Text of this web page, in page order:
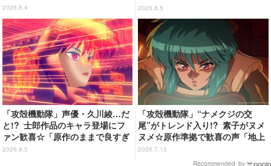
ン！2027年版ポケットカレンダー
発売
2026.8.4
「パペットスンスン」青松拓馬＆
小野賢章ら出演
2026.8.5
「攻殻機動隊」声優・久川綾…だ
と!? 士郎作品のキャラ登場にフ
ァン歓喜☆「原作のままで良すぎ
るな」「脳の処理が追いつかない
2026.8.5
「攻殻機動隊」“ナメクジの交
尾”がトレンド入り!? 素子がヌメ
ヌメ☆原作準拠で歓喜の声「地上
波でギリギリ流せるレベル」「か
なり頑張ったな」「制作陣に感謝
2026.7.15
Recommended by